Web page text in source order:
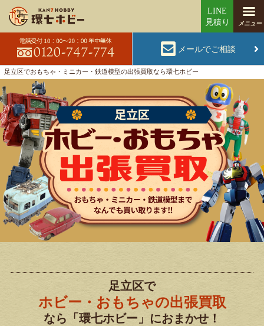
足立区でおもちゃ・ミニカー・鉄道模型の出張買取なら環七ホビー
メールでご相談
足立区で
ホビー・おもちゃの出張買取
なら 「環七ホビー」におまかせ！